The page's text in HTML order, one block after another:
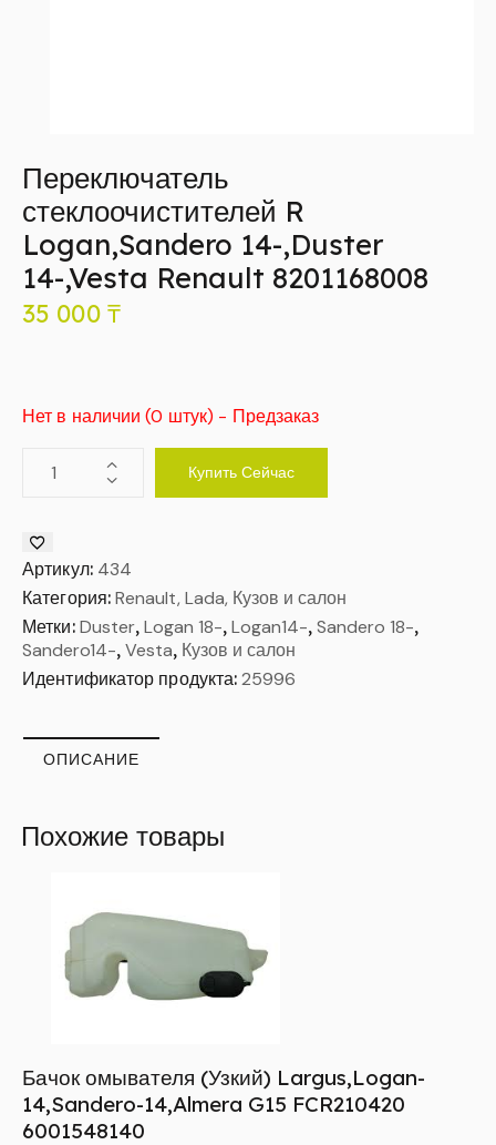
Переключатель
стеклоочистителей R
Logan,Sandero 14-,Duster
14-,Vesta Renault 8201168008
35 000 ₸
Нет в наличии (0 штук) - Предзаказ
Купить Сейчас
Артикул: 434
Категория:Renault, Lada, Кузов и салон
Метки: Duster, Logan 18-,Logan14-,Sandero 18-,
Sandero14-,Vesta, Кузов и салон
Идентификатор продукта:25996
ОПИСАНИЕ
Похожие товары
Бачок омывателя (Узкий) Largus,Logan-
14,Sandero-14,Almera G15 FCR210420
6001548140